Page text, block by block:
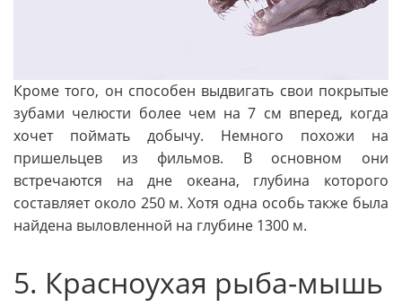
Кроме того, он способен выдвигать свои покрытые
зубами челюсти более чем на 7 см вперед, когда
хочет поймать добычу. Немного похожи на
пришельцев из фильмов. В основном они
встречаются на дне океана, глубина которого
составляет около 250 м. Хотя одна особь также была
найдена выловленной на глубине 1300 м.
5. Красноухая рыба-мышь